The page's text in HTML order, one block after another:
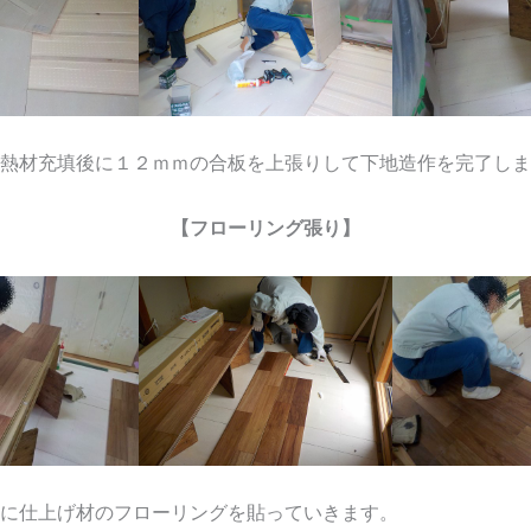
材充填後に１２ｍｍの合板を上張りして下地造作を完了し
【フローリング張り】
仕上げ材のフローリングを貼っていきます。